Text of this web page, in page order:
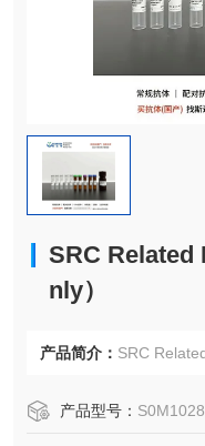
SRC Related
nly）
产品简介： SRC
产品型号： S0M1028